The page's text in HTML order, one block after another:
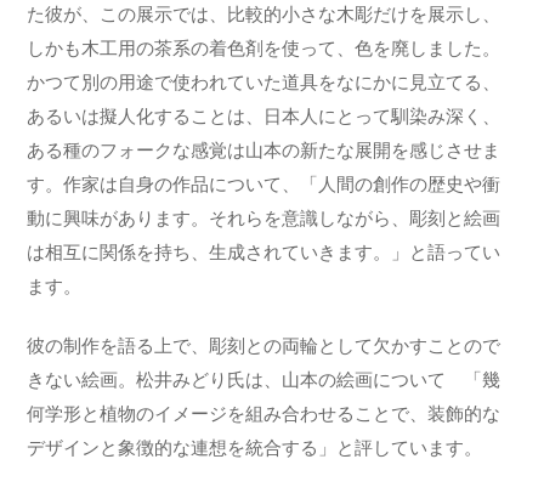
た彼が、この展示では、比較的小さな木彫だけを展示し、
しかも木工用の茶系の着色剤を使って、色を廃しました。
かつて別の用途で使われていた道具をなにかに見立てる、
あるいは擬人化することは、日本人にとって馴染み深く、
ある種のフォークな感覚は山本の新たな展開を感じさせま
す。作家は自身の作品について、「人間の創作の歴史や衝
動に興味があります。それらを意識しながら、彫刻と絵画
は相互に関係を持ち、生成されていきます。」と語ってい
ます。
彼の制作を語る上で、彫刻との両輪として欠かすことので
きない絵画。松井みどり氏は、山本の絵画について 「幾
何学形と植物のイメージを組み合わせることで、装飾的な
デザインと象徴的な連想を統合する」と評しています。